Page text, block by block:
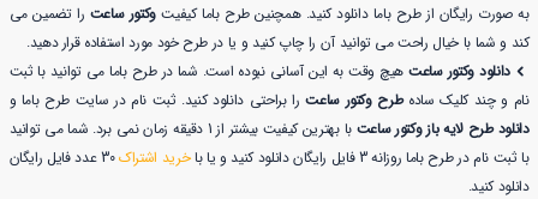
به صورت رایگان از طرح باما دانلود کنید. همچنین طرح باما کیفیتوکتور ساعت را تضمین می
کند و شما با خیال راحت می توانید آن را چاپ کنید و یا در طرح خود مورد استفاده قرار دهید.
دانلود وکتور ساعت هیچ وقت به این آسانی نبوده است. شما در طرح باما می توانید با ثبت
نام و چند کلیک سادهطرح وکتور ساعت را براحتی دانلود کنید. ثبت نام در سایت طرح باما و
دانلود طرح لایه باز وکتور ساعت
با بهترین کیفیت بیشتر از 1 دقیقه زمان نمی برد. شما می توانید
با ثبت نام در طرح باما روزانه 3 فایل رایگان دانلود کنید و یا با
خرید اشتراک
30 عدد فایل رایگان
دانلود کنید.